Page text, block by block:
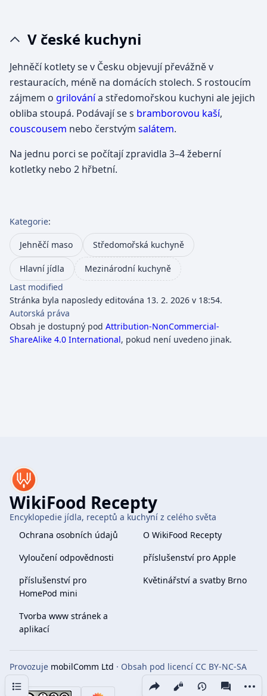
Share this page
Zobrazení
V české kuchyni
Jehněčí kotlety se v Česku objevují převážně v
restauracích, méně na domácích stolech. S rostoucím
zájmem o grilovánía středomořskou kuchyni ale jejich
obliba stoupá. Podávají se s bramborovou kaší,
couscousem nebo čerstvým salátem.
Na jednu porci se počítají zpravidla 3–4 žeberní
kotletky nebo 2 hřbetní.
Obsah
Kategorie:
Jehněčí maso Středomořská kuchyně
Hlavní jídla
Mezinárodní kuchyně
Last modified
Stránka byla naposledy editována 13. 2. 2026 v 18:54.
Autorská práva
Obsah je dostupný pod Attribution-NonCommercial-
ShareAlike 4.0 International, pokud není uvedeno jinak.
WikiFood Recepty
Encyklopedie jídla, receptů a kuchyní z celého světa
Ochrana osobních údajů
O WikiFood Recepty
Vyloučení odpovědnosti
příslušenství pro Apple
příslušenství pro
HomePod mini
Květinářství a svatby Brno
Tvorba www stránek a
aplikací
Provozuje mobilComm Ltd · Obsah pod licencí CC BY-NC-SA
4.0